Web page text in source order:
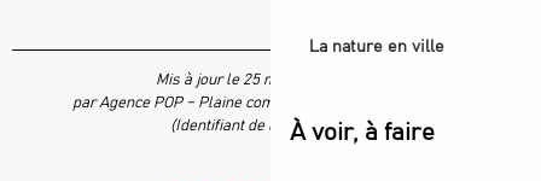
La nature en ville
À voir, à faire
Mis à jour le 25 mars 2025 à 15:04
par Agence POP – Plaine commune vous Ouvre ses Portes
(Identifiant de l'offre : 703078)